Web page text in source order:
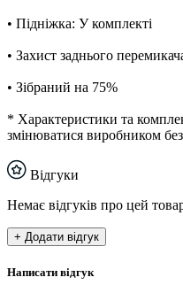
• Підніжка: У комплекті
• Захист заднього
• Зібраний на 75%
* Характеристики та
змінюватися виробником
Відгуки
Немає відгуків про цей
+ Додати відгук
Написати відгук